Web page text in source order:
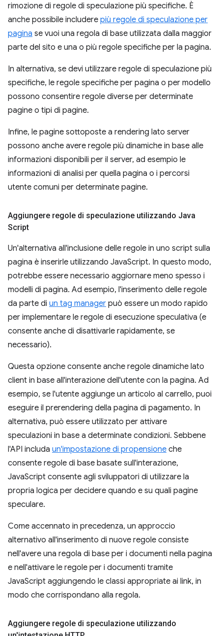
rimozione di regole di speculazione più specifiche. È
anche possibile includere più regole di speculazione per
pagina se vuoi una regola di base utilizzata dalla maggior
parte del sito e una o più regole specifiche per la pagina.
In alternativa, se devi utilizzare regole di speculazione più
specifiche, le regole specifiche per pagina o per modello
possono consentire regole diverse per determinate
pagine o tipi di pagine.
Infine, le pagine sottoposte a rendering lato server
possono anche avere regole più dinamiche in base alle
informazioni disponibili per il server, ad esempio le
informazioni di analisi per quella pagina o i percorsi
utente comuni per determinate pagine.
Aggiungere regole di speculazione utilizzando Java
Script
Un'alternativa all'inclusione delle regole in uno script sulla
pagina è inserirle utilizzando JavaScript. In questo modo,
potrebbe essere necessario aggiornare meno spesso i
modelli di pagina. Ad esempio, l'inserimento delle regole
da parte di un tag manager può essere un modo rapido
per implementare le regole di esecuzione speculativa (e
consente anche di disattivarle rapidamente, se
necessario).
Questa opzione consente anche regole dinamiche lato
client in base all'interazione dell'utente con la pagina. Ad
esempio, se l'utente aggiunge un articolo al carrello, puoi
eseguire il prerendering della pagina di pagamento. In
alternativa, può essere utilizzato per attivare
speculazioni in base a determinate condizioni. Sebbene
l'API includa un'impostazione di propensione che
consente regole di base basate sull'interazione,
JavaScript consente agli sviluppatori di utilizzare la
propria logica per decidere quando e su quali pagine
speculare.
Come accennato in precedenza, un approccio
alternativo all'inserimento di nuove regole consiste
nell'avere una regola di base per i documenti nella pagina
e nell'attivare le regole per i documenti tramite
JavaScript aggiungendo le classi appropriate ai link, in
modo che corrispondano alla regola.
Aggiungere regole di speculazione utilizzando